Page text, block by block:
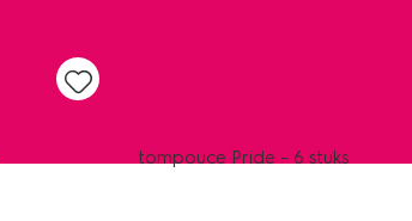
tompouce Pride - 6 stuks